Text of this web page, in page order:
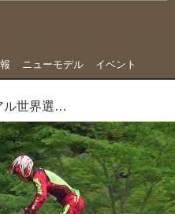
ニューモデル イベント
2018FIMトライアル世界選手権第2戦ストライダー日本グランプリ チケット好評発売中